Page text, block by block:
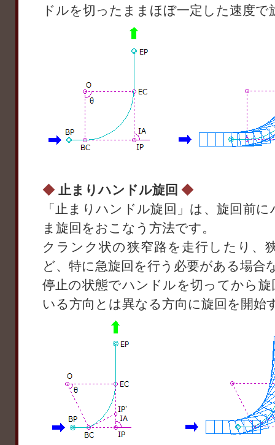
ドルを切ったままほぼ一定した速度で
◆ 止まりハンドル旋回 ◆
「止まりハンドル旋回」は、旋回前
ま旋回をおこなう方法です。
クランク状の狭窄路を走行したり、
ど、特に急旋回を行う必要がある場合
停止の状態でハンドルを切ってから
いる方向とは異なる方向に旋回を開始